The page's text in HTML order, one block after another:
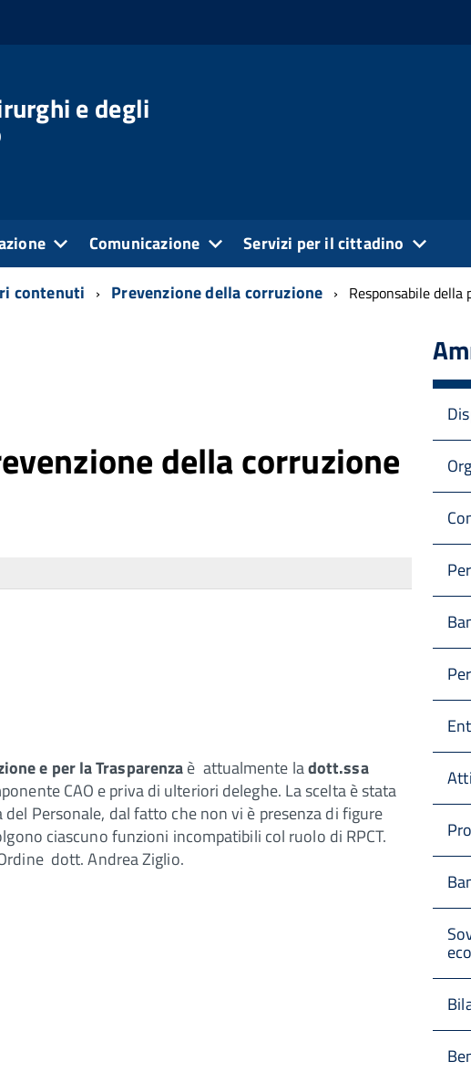
e degli
Comunicazione Servizi per il cittadino
contenuti Prevenzione della corruzione Responsabile
della corruzione
e per la Trasparenzaè attualmente ladott.ssa
CAO e priva di ulteriori deleghe. La scelta è stata
Personale, dal fatto che non vi è presenza di figure
ciascuno funzioni incompatibili col ruolo di RPCT.
dott. Andrea Ziglio.